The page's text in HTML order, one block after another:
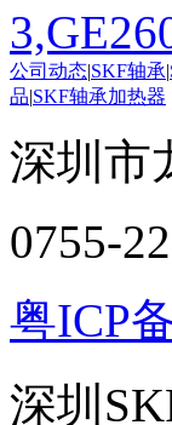
公司动态|SKF轴承|
品|SKF轴承加热器
深圳市
0755-
粤ICP
深圳